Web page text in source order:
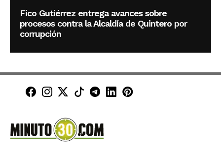
Fico Gutiérrez entrega avances sobre
procesos contra la Alcaldía de Quintero por
corrupción
Minuto30 en Facebook
Minuto30 en Instagram
Minuto30 en X (Twitter)
Minuto30 en TikTok
Canal de Minuto30 en
Minuto30 en LinkedIn
Minuto30 en